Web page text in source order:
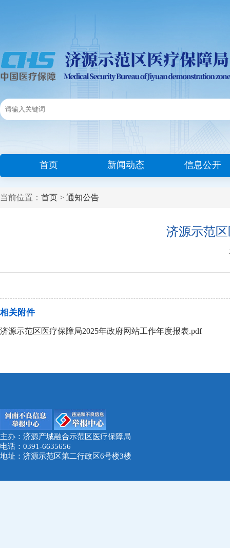
首页 新闻动态 信息公开
当前位置： 首页 > 通知公告
济源示范
相关附件
济源示范区医疗保障局2025年政府网站工作年度报表.pdf
主办：济源产城融合示范区医疗保障局
电话：0391-6635656
地址：济源示范区第二行政区6号楼3楼